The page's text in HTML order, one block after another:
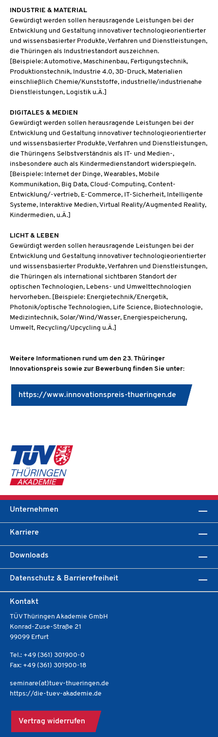
INDUSTRIE & MATERIAL
Gewürdigt werden sollen herausragende Leistungen bei der
Entwicklung und Gestaltung innovativer technologieorientierter
und wissensbasierter Produkte, Verfahren und Dienstleistungen,
die Thüringen als Industriestandort auszeichnen.
[Beispiele: Automotive, Maschinenbau, Fertigungstechnik,
Produktionstechnik, Industrie 4.0, 3D-Druck, Materialien
einschließlich Chemie/Kunststoffe, industrielle/industrienahe
Dienstleistungen, Logistik u.Ä.]
DIGITALES & MEDIEN
Gewürdigt werden sollen herausragende Leistungen bei der
Entwicklung und Gestaltung innovativer technologieorientierter
und wissensbasierter Produkte, Verfahren und Dienstleistungen,
die Thüringens Selbstverständnis als IT- und Medien-,
insbesondere auch als Kindermedienstandort widerspiegeln.
[Beispiele: Internet der Dinge, Wearables, Mobile
Kommunikation, Big Data, Cloud-Computing, Content-
Entwicklung/-vertrieb, E-Commerce, IT-Sicherheit, Intelligente
Systeme, Interaktive Medien, Virtual Reality/Augmented Reality,
Kindermedien, u.Ä.]
LICHT & LEBEN
Gewürdigt werden sollen herausragende Leistungen bei der
Entwicklung und Gestaltung innovativer technologieorientierter
und wissensbasierter Produkte, Verfahren und Dienstleistungen,
die Thüringen als international sichtbaren Standort der
optischen Technologien, Lebens- und Umwelttechnologien
hervorheben. [Beispiele: Energietechnik/Energetik,
Photonik/optische Technologien, Life Science, Biotechnologie,
Medizintechnik, Solar/Wind/Wasser, Energiespeicherung,
Umwelt, Recycling/Upcycling u.Ä.]
Weitere Informationen rund um den 23. Thüringer
Innovationspreis sowie zur Bewerbung finden Sie unter:
https://www.innovationspreis-thueringen.de
Unternehmen
Karriere
Downloads
Datenschutz & Barrierefreiheit
Kontakt
TÜV Thüringen Akademie GmbH
Konrad-Zuse-Straße 21
99099 Erfurt
Tel.: +49 (361) 301900-0
Fax: +49 (361) 301900-18
seminare(at)tuev-thueringen.de
https://die-tuev-akademie.de
Vertrag widerrufen